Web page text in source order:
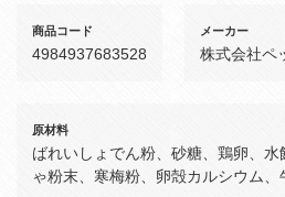
商品コード
4984937683528
メーカー
株式会社ペ
原材料
ばれいしょでん粉、砂糖、鶏卵、
ゃ粉末、寒梅粉、卵殻カルシウム、